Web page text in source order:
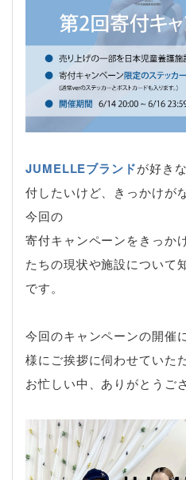
JUMELLEブランドが好き
付したいけど、きっかけが
今回の
寄付キャンペーンをきっか
たちの現状や施設について
です。
今回のキャンペーンの開催
様にご挨拶に伺わせていた
お忙しい中、ありがとうご